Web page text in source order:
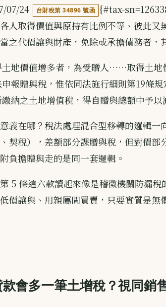
07/24
台財稅第 34896 號函 {#tax-
人取得價值與原持有比例不等、彼此又
之代價讓與財產，免除或承擔債務者，
地價值增多者，為受贈人……取得土地
報贈與稅，惟依同法施行細則第19條
納之土地增值稅，得自贈與總額中予以
義在哪？稅法處理混合型移轉的邏輯一
、契稅），差額部分課贈與稅，但對價
負擔贈與走的是同一套邏輯。
5 條這六款讀起來像是稽徵機關防漏
價讓與、用親屬間買賣，只要實質是無
會多一筆土增稅？視同銷